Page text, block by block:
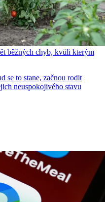
běžných chyb, kvůli kterým
se to stane, začnou rodit
neuspokojivého stavu